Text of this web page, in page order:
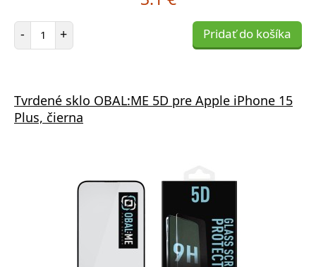
- Počet položiek
+ Pridať do košíka
Tvrdené sklo OBAL:ME 5D pre Apple iPhone 15
Plus, čierna